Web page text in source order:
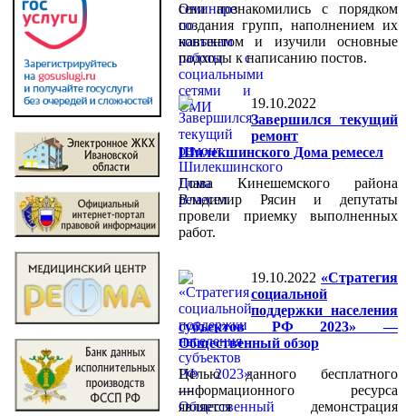
Они познакомились с порядком
создания групп, наполнением их
контентом и изучили основные
подходы к написанию постов.
19.10.2022
Завершился текущий
ремонт
Шилекшинского Дома ремесел
Глава Кинешемского района
Владимир Рясин и депутаты
провели приемку выполненных
работ.
19.10.2022 «Стратегия
социальной
поддержки населения
субъектов РФ 2023» —
Общественный обзор
Целью данного бесплатного
информационного ресурса
является демонстрация